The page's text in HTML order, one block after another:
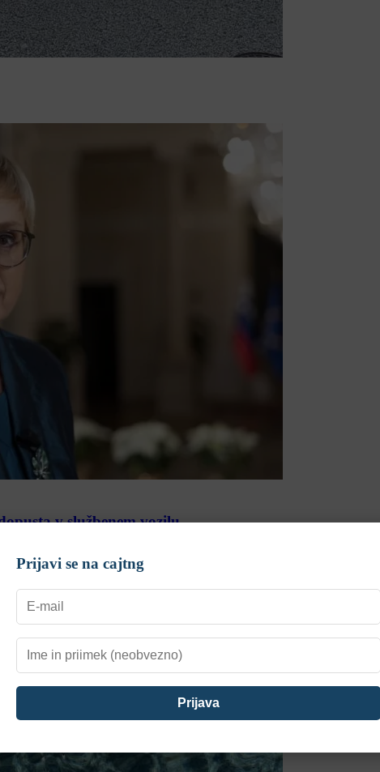
v službenem vozilu
Prijavi se na cajtng